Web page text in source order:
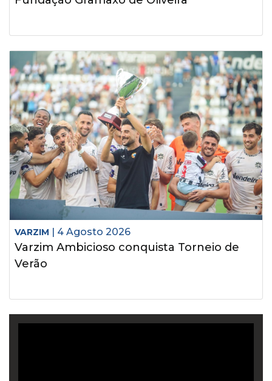
VARZIM | 4 Agosto 2026
Varzim Ambicioso conquista Torneio de
Verão